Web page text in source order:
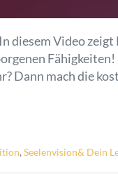
Video
Dann mach die
, Seelenvision& Dein